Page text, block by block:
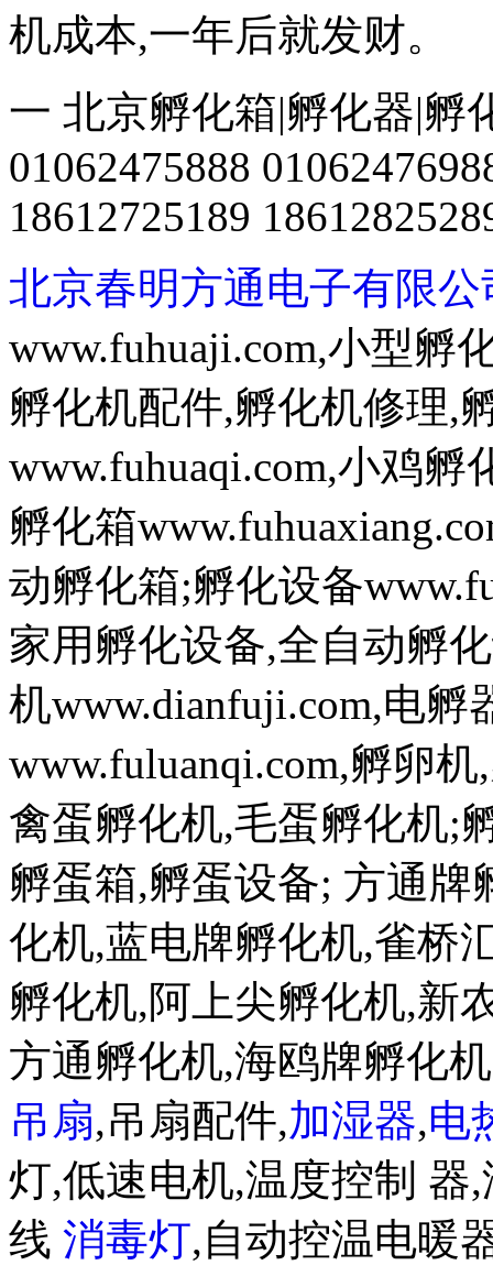
机成本,一年后就发财。
一 北京孵化箱|孵化器|孵
01062475888
18612725189
北京春明方通电子有限公
www.fuhuaji.com,小型孵
孵化机配件,孵化机修理,
www.fuhuaqi.com,小鸡
孵化箱
动孵化箱;孵化设备
家用孵化设备,全自动孵
机www.dianfuji.com,电
www.fuluanqi.com,孵卵
禽蛋孵化机,毛蛋孵化机;
孵蛋箱,孵蛋设备; 方通
化机,蓝电牌孵化机,雀桥
孵化机,阿上尖孵化机,新
方通孵化机,海鸥牌孵化
吊扇,吊扇配件,加湿器,电
灯,低速电机,温度控制 器
线 消毒灯,自动控温电暖